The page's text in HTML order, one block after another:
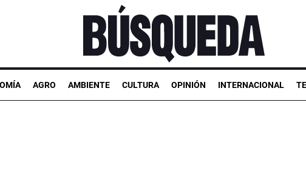
AGRO AMBIENTE CULTURA OPINIÓN INTERNACIONAL